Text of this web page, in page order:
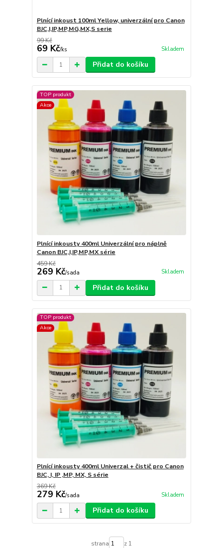
Plnící inkoust 100ml Yellow, univerzální pro Canon
BJC,I,IP,MP,MG,MX,S serie
99 Kč
69 Kč/ks Skladem
Přidat do košíku
TOP produkt
Akce
Plnící inkousty 400ml Univerzální pro náplně
Canon BJC,I,IP,MP,MX série
459 Kč
269 Kč/sada Skladem
Přidat do košíku
TOP produkt
Akce
Plnící inkousty 400ml Univerzal + čistič pro Canon
BJC, I, IP ,MP, MX, S série
369 Kč
279 Kč/sada Skladem
Přidat do košíku
strana z 1